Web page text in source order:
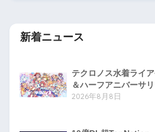
新着ニュース
テクロノス水着ライ
＆ハーフアニバーサ
2026年8月8日